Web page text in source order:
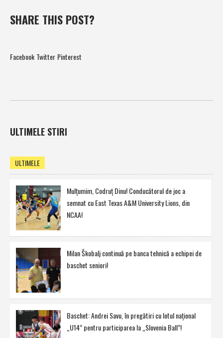
SHARE THIS POST?
Facebook Twitter Pinterest
ULTIMELE STIRI
ULTIMELE
Mulţumim, Codruţ Dinu! Conducătorul de joc a
semnat cu East Texas A&M University Lions, din
NCAA!
Milan Škobalj continuă pe banca tehnică a echipei de
baschet seniori!
Baschet: Andrei Savu, în pregătiri cu lotul naţional
„U14” pentru participarea la „Slovenia Ball”!